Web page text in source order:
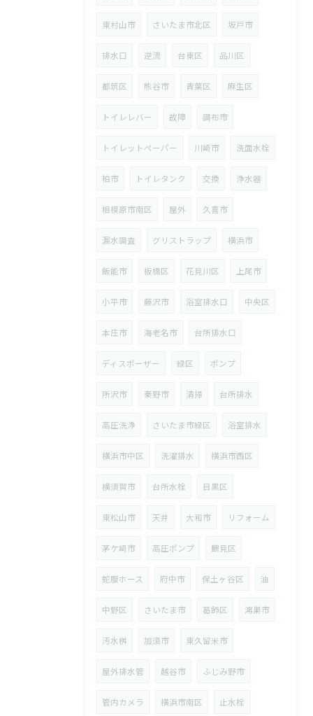
東村山市 さいたま市北区 坂戸市
排水口 逆流 台東区 品川区
都筑区 熊谷市 青葉区 麻生区
トイレレバー 故障 調布市
トイレットペーパー 川崎市 洗面水栓
柏市 トイレタンク 交換 浄水器
相模原市南区 屋外 久喜市
漏水調査 グリストラップ 横浜市
飯能市 板橋区 花見川区 上尾市
小平市 藤沢市 浴室排水口 中央区
本庄市 海老名市 台所排水口
ディスポーザー 緑区 ポンプ
所沢市 秦野市 清掃 台所排水
高圧洗浄 さいたま市緑区 浴室排水
横浜市中区 洗濯排水 横浜市西区
横須賀市 台所水栓 目黒区
東松山市 天井 大和市 リフォーム
茅ケ崎市 高圧ポンプ 鶴見区
蛇腹ホース 府中市 保土ヶ谷区 油
中野区 さいたま市 葛飾区 鴻巣市
汚水桝 加須市 東久留米市
屋外排水管 越谷市 ふじみ野市
管内カメラ 横浜市南区 止水栓